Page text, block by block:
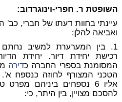
השופטת ר. חפרי-וינוגרדוב:
עיינתי בחוות דעתו של חברי, כב'
ואביאה להלן:
רכישת יחידת דיור. יחידת
המסומנת בספרי החברה כדירה
הטכני המצורף לחוזה כנספח א'.
אליו 6 נספחים ביניהם
להסכם מצויין, בין היתר, כי: